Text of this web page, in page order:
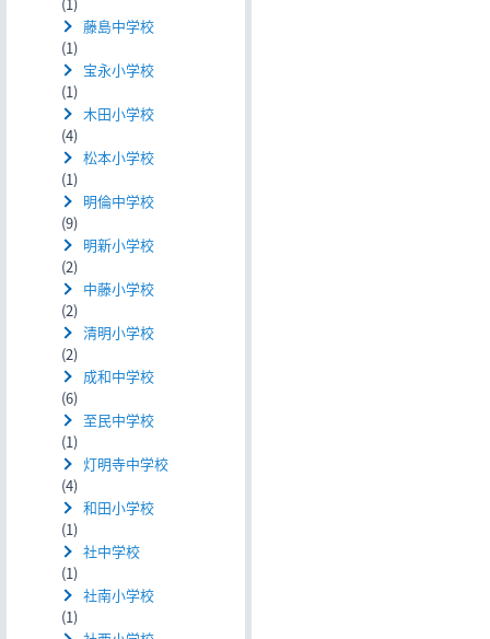
藤島中学校
(1)
宝永小学校
(1)
木田小学校
(4)
松本小学校
(1)
明倫中学校
(9)
明新小学校
(2)
中藤小学校
(2)
清明小学校
(2)
成和中学校
(6)
至民中学校
(1)
灯明寺中学校
(4)
和田小学校
(1)
社中学校
(1)
社南小学校
(1)